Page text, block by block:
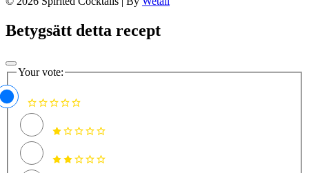
Betygsätt detta recept
Your vote: